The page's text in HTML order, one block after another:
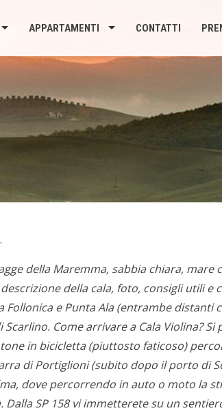
APPARTAMENTI CONTATTI
della Maremma, sabbia chiara, mare
della cala, foto, consigli utili e
Follonica e Punta Ala (entrambe distanti
Come arrivare a Cala Violina? Si
in bicicletta (piuttosto faticoso)
di Portiglioni (subito dopo il porto di
dove percorrendo in auto o moto la
Dalla SP 158 vi immetterete su un